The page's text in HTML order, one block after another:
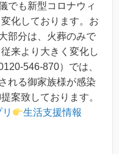
でも新型コロナウィ
化しております。お
部分は、火葬のみで
来より大きく変化し
546-870）では、
れる御家族様が感染
案致しております。
生活支援情報